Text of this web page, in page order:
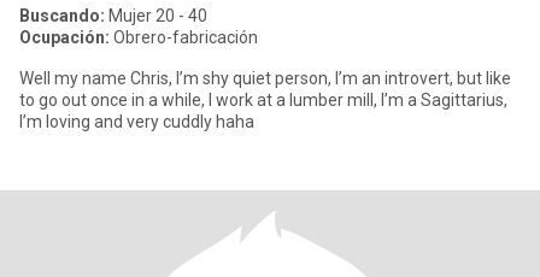
Buscando: Mujer 20 - 40
Ocupación: Obrero-fabricación
Well my name Chris, I’m shy quiet person, I’m an introvert, but like
to go out once in a while, I work at a lumber mill, I’m a Sagittarius,
I’m loving and very cuddly haha